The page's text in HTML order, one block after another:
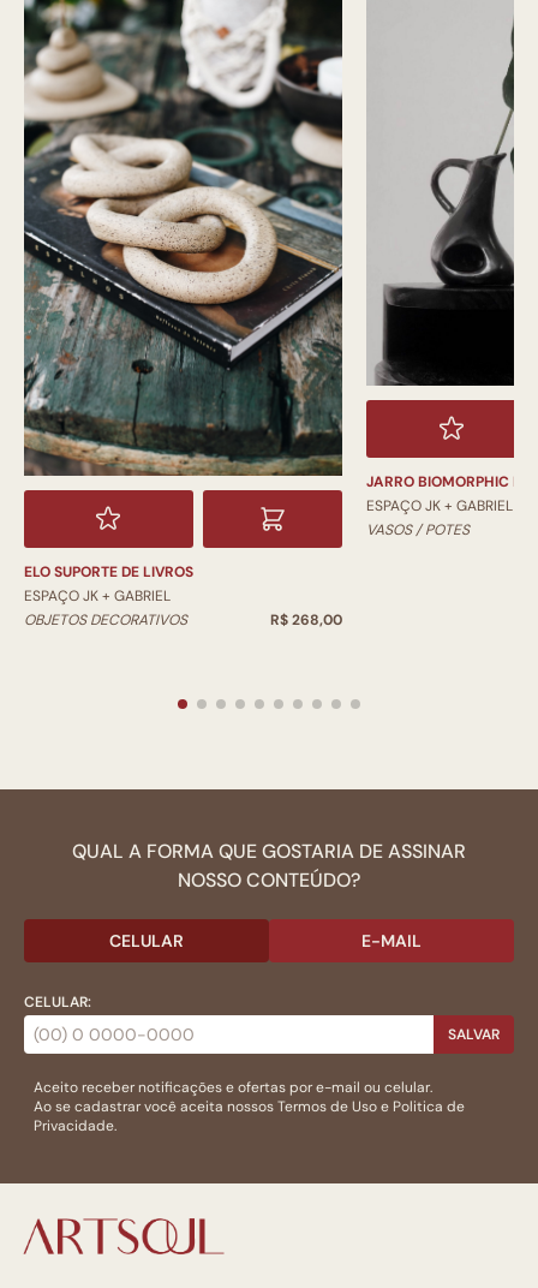
ELO SUPORTE DE LIVROS
ESPAÇO JK + GABRIEL
OBJETOS DECORATIVOS
R$ 268,00
JARRO BIOMORPHIC
ESPAÇO JK + GABRIEL
VASOS / POTES
QUAL A FORMA QUE GOSTARIA DE ASSINAR
NOSSO CONTEÚDO?
CELULAR E-MAIL
CELULAR:
SALVAR
Aceito receber notificações e ofertas por e-mail ou celular.
Ao se cadastrar você aceita nossosTermos de Usoe Politica de
Privacidade.